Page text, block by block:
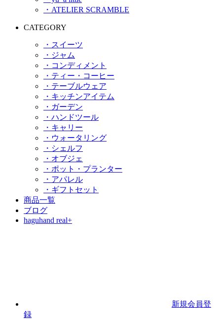
・ATELIER SCRAMBLE
CATEGORY
・スイーツ
・ジャム
・コンディメント
・ティー・コーヒー
・テーブルウェア
・キッチンアイテム
・ガーデン
・ハンドツール
・キャリー
・ウォータリング
・シェルフ
・オブジェ
・ポット・プランター
・アパレル
・ギフトセット
商品一覧
ブログ
haguhand real+
新規会員登
録